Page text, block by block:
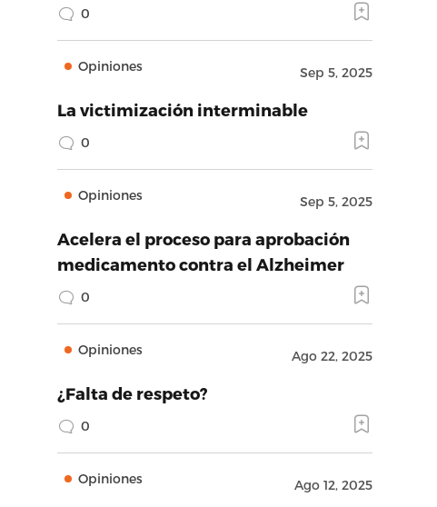
0
Opiniones Sep 5, 2025
La victimización interminable
0
Opiniones Sep 5, 2025
Acelera el proceso para aprobación
medicamento contra el Alzheimer
0
Opiniones Ago 22, 2025
¿Falta de respeto?
0
Opiniones Ago 12, 2025